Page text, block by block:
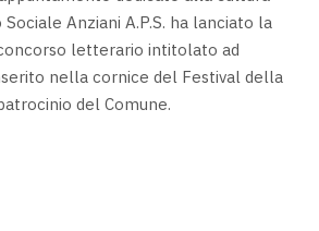
Anziani A.P.S. ha lanciato la
letterario intitolato ad
nella cornice del Festival della
del Comune.